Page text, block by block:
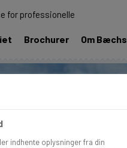
for professionelle
Brochurer Om Bæchs
indhente oplysninger fra din